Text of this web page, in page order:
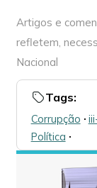
Artigos e
refletem,
Nacional
Tags:
Corrupção 🞌
Política 🞌